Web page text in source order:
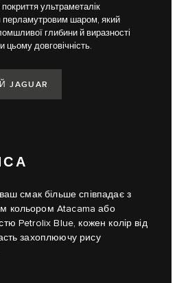
ультраметалік
шаром, який
глибини й виразності
довговічність.
JAGUAR
смак більше співпадає з
кольором Atacama або
Petrolix Blue, кожен колір від
захоплюючу рису